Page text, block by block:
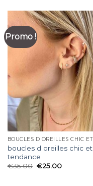
Promo !
boucles d oreilles chic et
tendance
€35.00 €25.00